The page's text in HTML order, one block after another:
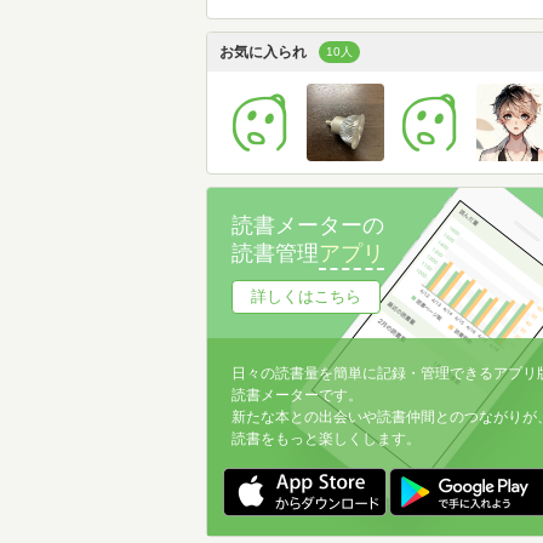
お気に入られ 10人
読書メーターの
読書管理アプリ
詳しくはこちら
日々の読書量を簡単に記録・管理できるアプリ
読書メーターです。
新たな本との出会いや読書仲間とのつながりが
読書をもっと楽しくします。